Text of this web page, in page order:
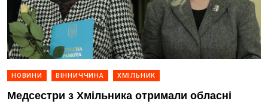
НОВИНИ ВІННИЧЧИНА ХМІЛЬНИК
Медсестри з Хмільника отримали обласні